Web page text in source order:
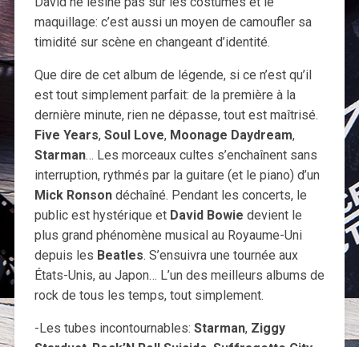
maquillage: c’est aussi un moyen de camoufler sa
timidité sur scène en changeant d’identité.
Que dire de cet album de légende, si ce n’est qu’il
est tout simplement parfait: de la première à la
dernière minute, rien ne dépasse, tout est maîtrisé.
Five Years, Soul Love, Moonage Daydream,
Starman… Les morceaux cultes s’enchaînent sans
interruption, rythmés par la guitare (et le piano) d’un
Mick Ronsondéchaîné. Pendant les concerts, le
public est hystérique et David Bowie devient le
plus grand phénomène musical au Royaume-Uni
depuis les Beatles. S’ensuivra une tournée aux
États-Unis, au Japon… L’un des meilleurs albums de
rock de tous les temps, tout simplement.
-Les tubes incontournables: Starman, Ziggy